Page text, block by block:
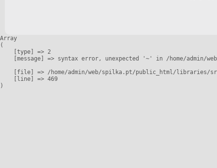
Array
(
    [type] => 2
[message] => syntax error, unexpected '~' in /home/admin/
[file] => /home/admin/web/spilka.pt/public_html/libraries/
    [line] => 469